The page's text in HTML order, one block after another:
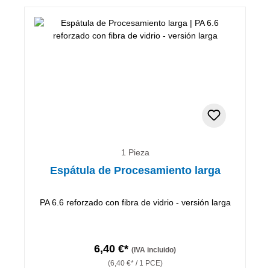
1 Pieza
Espátula de Procesamiento larga
PA 6.6 reforzado con fibra de vidrio - versión larga
6,40 €* (IVA incluido)
(6,40 €* / 1 PCE)